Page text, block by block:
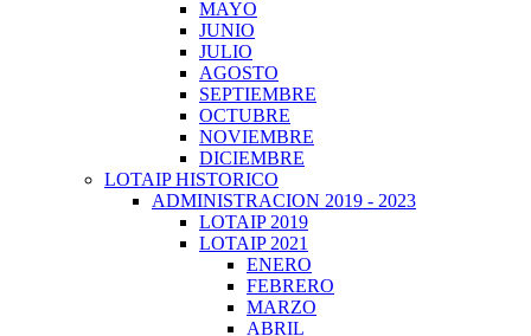
MAYO
JUNIO
JULIO
AGOSTO
SEPTIEMBRE
OCTUBRE
NOVIEMBRE
DICIEMBRE
LOTAIP HISTORICO
ADMINISTRACION 2019 - 2023
LOTAIP 2019
LOTAIP 2021
ENERO
FEBRERO
MARZO
ABRIL